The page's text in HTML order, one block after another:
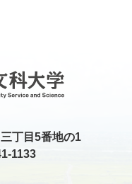
丁目5番地の1
1133